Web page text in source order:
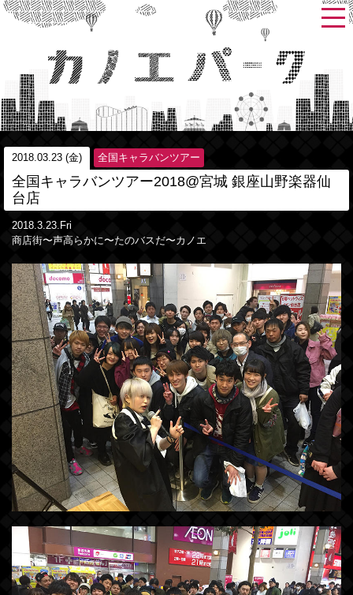
2018.03.23 (金) 全国キャラバンツアー
全国キャラバンツアー2018@宮城 銀座山野楽器仙
台店
2018.3.23.Fri
商店街〜声高らかに〜たのバスだ〜カノエ